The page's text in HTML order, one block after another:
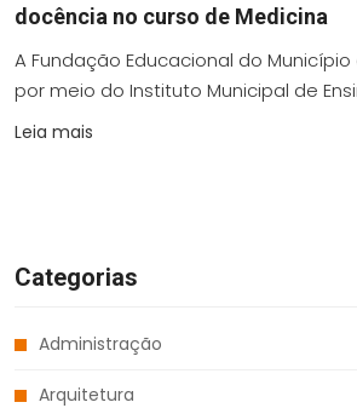
docência no curso de Medicina
A Fundação Educacional do Município
por meio do Instituto Municipal de
Leia mais
Categorias
Administração
Arquitetura